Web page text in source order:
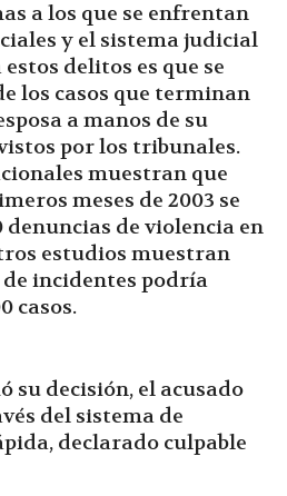
a los que se enfrentan
y el sistema judicial
delitos es que se
los casos que terminan
a manos de su
por los tribunales.
muestran que
meses de 2003 se
denuncias de violencia en
estudios muestran
incidentes podría
casos.
su decisión, el acusado
del sistema de
declarado culpable